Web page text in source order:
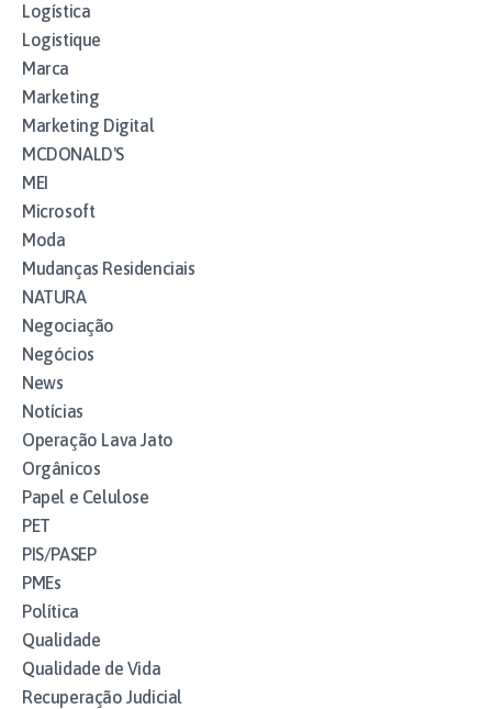
Logística
Logistique
Marca
Marketing
Marketing Digital
MCDONALD'S
MEI
Microsoft
Moda
Mudanças Residenciais
NATURA
Negociação
Negócios
News
Notícias
Operação Lava Jato
Orgânicos
Papel e Celulose
PET
PIS/PASEP
PMEs
Política
Qualidade
Qualidade de Vida
Recuperação Judicial